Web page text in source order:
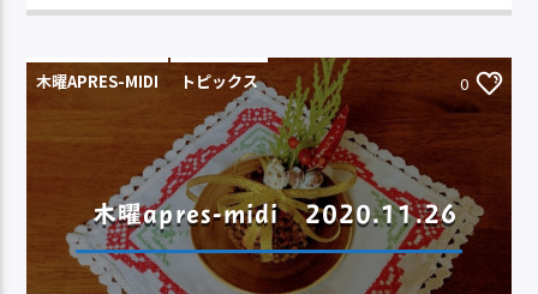
木曜APRES-MIDI トピックス 0
木曜apres-midi 2020.11.26